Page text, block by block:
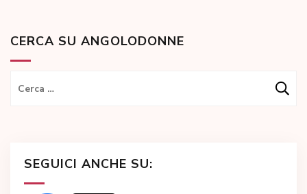
CERCA SU ANGOLODONNE
Ricerca
SEGUICI ANCHE SU: